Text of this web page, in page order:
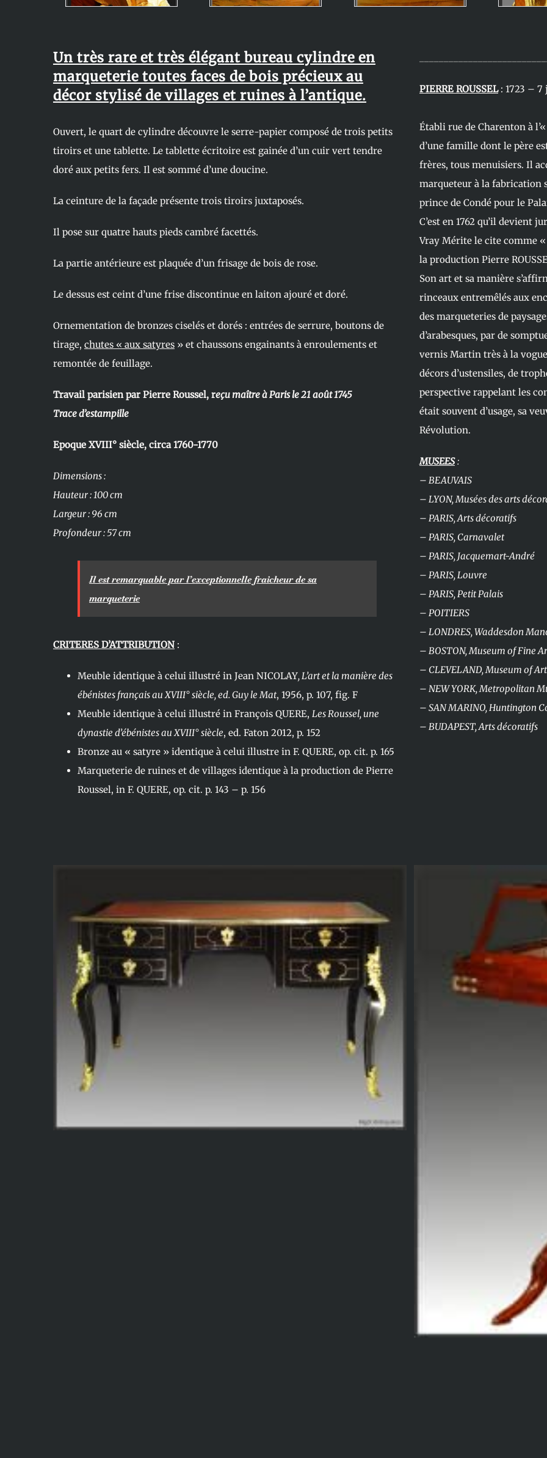
Un très rare et très élégant bureau cylindre en
marqueterie toutes faces de bois précieux au
décor stylisé de villages et ruines à l’antique.
Ouvert, le quart de cylindre découvre le serre-papier composé de trois petits
tiroirs et une tablette. Le tablette écritoire est gainée d’un cuir vert tendre
doré aux petits fers. Il est sommé d’une doucine.
La ceinture de la façade présente trois tiroirs juxtaposés.
Il pose sur quatre hauts pieds cambré facettés.
La partie antérieure est plaquée d’un frisage de bois de rose.
Le dessus est ceint d’une frise discontinue en laiton ajouré et doré.
Ornementation de bronzes ciselés et dorés : entrées de serrure, boutons de
tirage, chutes « aux satyres» et chaussons engainants à enroulements et
remontée de feuillage.
Travail parisien par Pierre Roussel, reçu maître à Paris le 21 août 1745
Trace d’estampille
Epoque XVIII° siècle, circa 1760-1770
Dimensions :
Hauteur : 100 cm
Largeur : 96 cm
Profondeur : 57 cm
Il est remarquable par l’exceptionnelle fraicheur de sa
marqueterie
CRITERES D’ATTRIBUTION:
Meuble identique à celui illustré in Jean NICOLAY, L’art et la manière des
ébénistes français au XVIII° siècle, ed. Guy le Mat, 1956, p. 107, fig. F
Meuble identique à celui illustré in François QUERE, Les Roussel, une
dynastie d’ébénistes au XVIII° siècle, ed. Faton 2012, p. 152
Bronze au « satyre » identique à celui illustre in F. QUERE, op. cit. p. 165
Marqueterie de ruines et de villages identique à la production de Pierre
Roussel, in F. QUERE, op. cit. p. 143 – p. 156
PIERRE ROUSSEL: 1723 –
Établi rue de Charenton à
d’une famille dont le père
frères, tous menuisiers. Il
marqueteur à la fabrication
prince de Condé pour le
C’est en 1762 qu’il devient
Vray Mérite le cite comme «
la production Pierre
Son art et sa manière
rinceaux entremêlés aux
des marqueteries de
d’arabesques, par de
vernis Martin très à la
décors d’ustensiles, de
perspective rappelant les
était souvent d’usage, sa
Révolution.
MUSEES :
– BEAUVAIS
– LYON, Musées des arts
– PARIS, Arts décoratifs
– PARIS, Carnavalet
– PARIS, Jacquemart-André
– PARIS, Louvre
– PARIS, Petit Palais
– POITIERS
– LONDRES, Waddesdon
– BOSTON, Museum of Fine
– CLEVELAND, Museum of Art
– NEW YORK, Metropolitan
– SAN MARINO, Huntington
– BUDAPEST, Arts décoratifs